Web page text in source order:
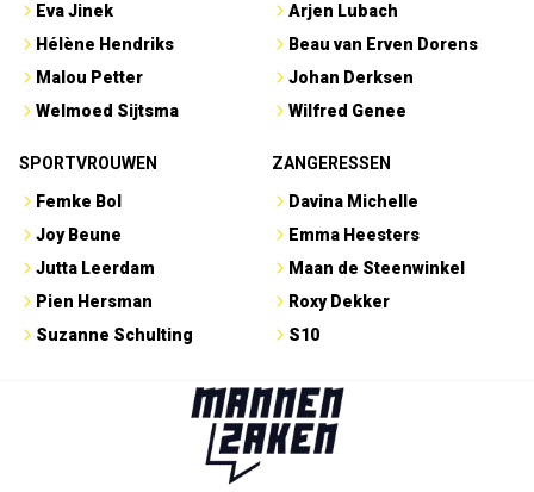
Eva Jinek
Hélène Hendriks
Malou Petter
Welmoed Sijtsma
Arjen Lubach
Beau van Erven Dorens
Johan Derksen
Wilfred Genee
SPORTVROUWEN
Femke Bol
Joy Beune
Jutta Leerdam
Pien Hersman
Suzanne Schulting
ZANGERESSEN
Davina Michelle
Emma Heesters
Maan de Steenwinkel
Roxy Dekker
S10